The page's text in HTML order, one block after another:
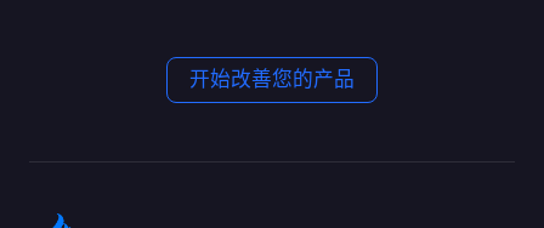
开始改善您的产品